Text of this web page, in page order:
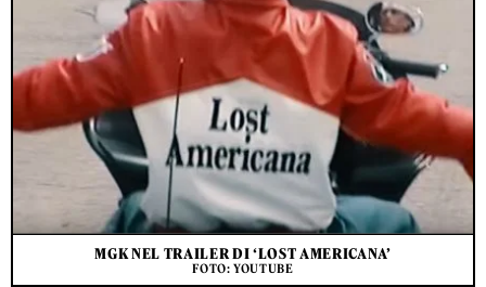
MGK NEL TRAILER DI ‘LOST AMERICANA’
FOTO: YOUTUBE